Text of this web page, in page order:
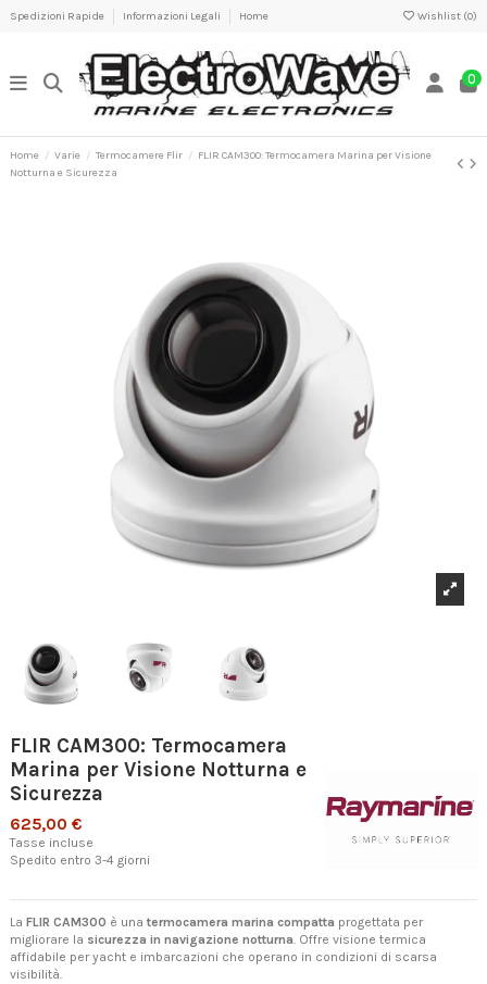
Spedizioni Rapide Informazioni Legali Home Wishlist (0)
0
Home Varie Termocamere Flir
FLIR CAM300: Termocamera Marina per Visione
Notturna e Sicurezza
FLIR CAM300: Termocamera
Marina per Visione Notturna e
Sicurezza
625,00 €
Tasse incluse
Spedito entro 3-4 giorni
La FLIR CAM300 è una termocamera marina compatta progettata per
migliorare la sicurezza in navigazione notturna. Offre visione termica
affidabile per yacht e imbarcazioni che operano in condizioni di scarsa
visibilità.